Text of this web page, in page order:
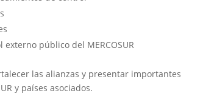
público del MERCOSUR
las alianzas y presentar importantes
y países asociados.